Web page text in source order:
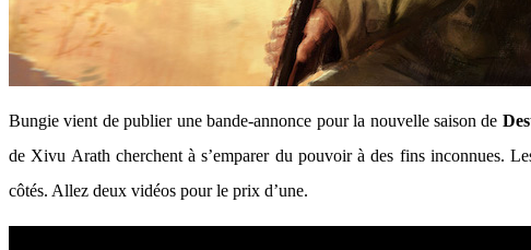
Bungie vient de publier une bande-annonce pour la nouvelle saison de
de Xivu Arath cherchent à s’emparer du pouvoir à des fins inconnues.
côtés. Allez deux vidéos pour le prix d’une.